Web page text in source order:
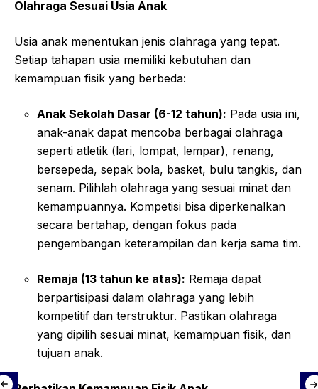
Olahraga Sesuai Usia Anak
Usia anak menentukan jenis olahraga yang tepat.
Setiap tahapan usia memiliki kebutuhan dan
kemampuan fisik yang berbeda:
Anak Sekolah Dasar (6-12 tahun): Pada usia ini,
anak-anak dapat mencoba berbagai olahraga
seperti atletik (lari, lompat, lempar), renang,
bersepeda, sepak bola, basket, bulu tangkis, dan
senam. Pilihlah olahraga yang sesuai minat dan
kemampuannya. Kompetisi bisa diperkenalkan
secara bertahap, dengan fokus pada
pengembangan keterampilan dan kerja sama tim.
Remaja (13 tahun ke atas): Remaja dapat
berpartisipasi dalam olahraga yang lebih
kompetitif dan terstruktur. Pastikan olahraga
yang dipilih sesuai minat, kemampuan fisik, dan
tujuan anak.